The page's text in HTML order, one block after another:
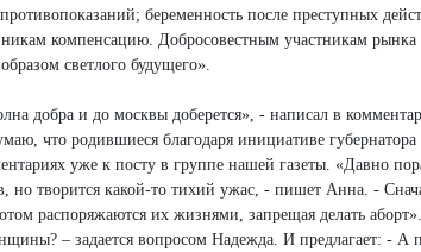
беременность после преступных
компенсацию. Добросовестным участникам
светлого будущего».
добра и до москвы доберется», - написал в
что родившиеся благодаря инициативе губернатора
уже к посту в группе нашей газеты. «Давно
но творится какой-то тихий ужас, - пишет Анна. -
распоряжаются их жизнями, запрещая делать
– задается вопросом Надежда. И предлагает: - А